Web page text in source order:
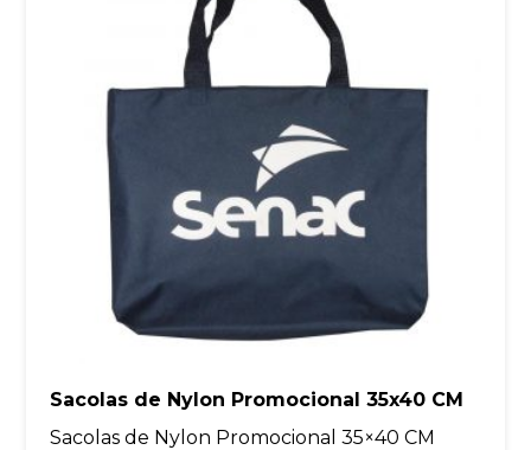
Sacolas de Nylon Promocional 35x40 CM
Sacolas de Nylon Promocional 35×40 CM